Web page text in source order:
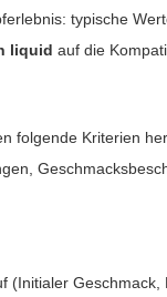
typische
liquid auf die
folgende Kriterien
(Initialer